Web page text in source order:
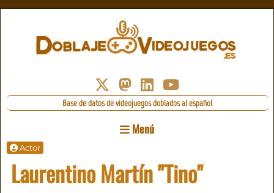
Base de datos de videojuegos doblados al español
Menú
Actor
Laurentino Martín "Tino"